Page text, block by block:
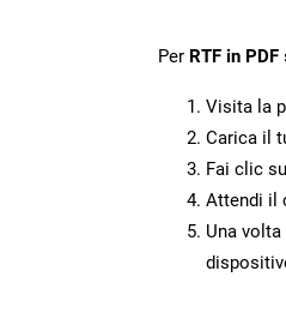
Per RTF in PDF
Visita la
Carica il
Fai clic
Attendi il
Una